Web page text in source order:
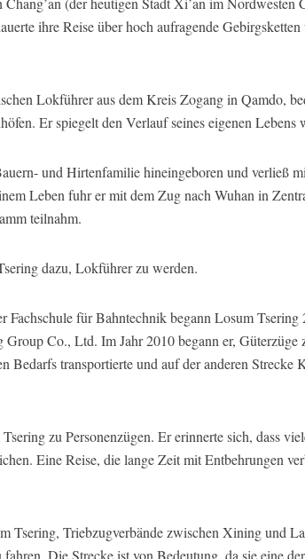
ihre Reise über hoch aufragende
Lokführer aus dem Kreis Zogang in Qamdo,
Er spiegelt den Verlauf seines eigenen Lebens
und Hirtenfamilie hineingeboren und verließ
Leben fuhr er mit dem Zug nach Wuhan in
teilnahm.
dazu, Lokführer zu werden.
Fachschule für Bahntechnik begann Losum
Co., Ltd. Im Jahr 2010 begann er,
Bedarfs transportierte und auf der anderen
zu Personenzügen. Er erinnerte sich, dass
Eine Reise, die lange Zeit mit Entbehrungen
Tsering, Triebzugverbände zwischen Xining und
Die Strecke ist von Bedeutung, da sie eine